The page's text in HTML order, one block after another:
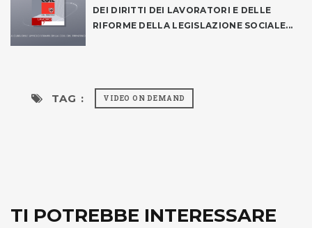
DEI DIRITTI DEI LAVORATORI E DELLE
RIFORME DELLA LEGISLAZIONE SOCIALE...
TAG : VIDEO ON DEMAND
TI POTREBBE INTERESSARE